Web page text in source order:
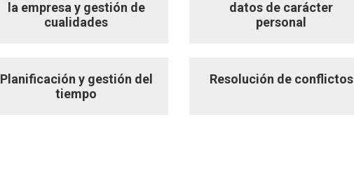
la empresa y gestión de
cualidades
datos de carácter
personal
Planificación y gestión del
tiempo
Resolución de conflictos